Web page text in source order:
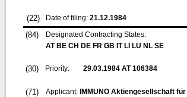
(22) Date of filing: 21.12.1984
(84)
Designated Contracting States:
AT BE CH DE FR GB IT LI LU NL SE
(30) Priority: 29.03.1984 AT 106384
(71) Applicant: IMMUNO Aktiengesellschaft